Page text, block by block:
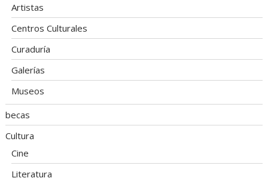
Artistas
Centros Culturales
Curaduría
Galerías
Museos
becas
Cultura
Cine
Literatura